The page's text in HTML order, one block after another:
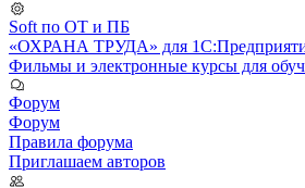
Soft по ОТ и ПБ
«ОХРАНА ТРУДА» для
Фильмы и электронные курсы для
Форум
Форум
Правила форума
Приглашаем авторов